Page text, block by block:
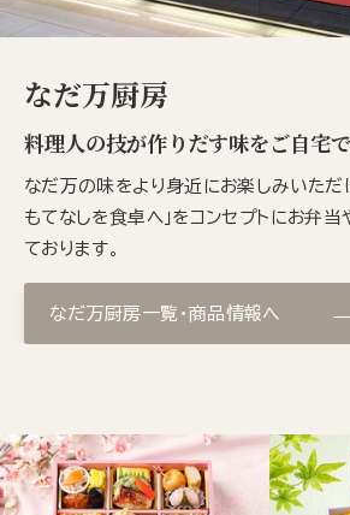
なだ万厨房
料理人の技が作りだす味をご自宅で
なだ万の味をより身近にお楽しみいただ
もてなしを食卓へ」をコンセプトにお弁
ております。
なだ万厨房一覧・商品情報へ